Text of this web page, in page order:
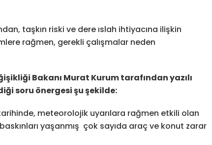
taşkın riski ve dere ıslah ihtiyacına ilişkin
rağmen, gerekli çalışmalar neden
Bakanı Murat Kurum tarafından yazılı
soru önergesi şu şekilde:
meteorolojik uyarılara rağmen etkili olan
yaşanmış çok sayıda araç ve konut zarar